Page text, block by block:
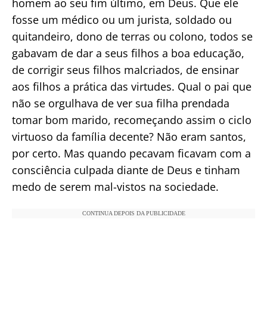
homem ao seu fim último, em Deus. Que ele
fosse um médico ou um jurista, soldado ou
quitandeiro, dono de terras ou colono, todos se
gabavam de dar a seus filhos a boa educação,
de corrigir seus filhos malcriados, de ensinar
aos filhos a prática das virtudes. Qual o pai que
não se orgulhava de ver sua filha prendada
tomar bom marido, recomeçando assim o ciclo
virtuoso da família decente? Não eram santos,
por certo. Mas quando pecavam ficavam com a
consciência culpada diante de Deus e tinham
medo de serem mal-vistos na sociedade.
CONTINUA DEPOIS DA PUBLICIDADE